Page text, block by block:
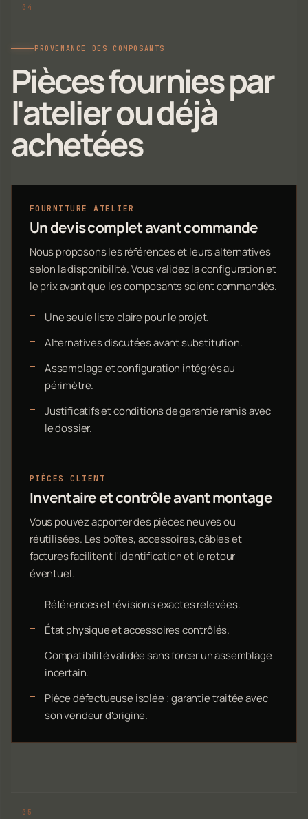
PROVENANCE DES COMPOSANTS
Pièces fournies par
l'atelier ou déjà
achetées
FOURNITURE ATELIER
Un devis complet avant commande
Nous proposons les références et leurs alternatives
selon la disponibilité. Vous validez la configuration et
le prix avant que les composants soient commandés.
Une seule liste claire pour le projet.
Alternatives discutées avant substitution.
Assemblage et configuration intégrés au
périmètre.
Justificatifs et conditions de garantie remis avec
le dossier.
PIÈCES CLIENT
Inventaire et contrôle avant montage
Vous pouvez apporter des pièces neuves ou
réutilisées. Les boîtes, accessoires, câbles et
factures facilitent l'identification et le retour
éventuel.
Références et révisions exactes relevées.
État physique et accessoires contrôlés.
Compatibilité validée sans forcer un assemblage
incertain.
Pièce défectueuse isolée ; garantie traitée avec
son vendeur d'origine.